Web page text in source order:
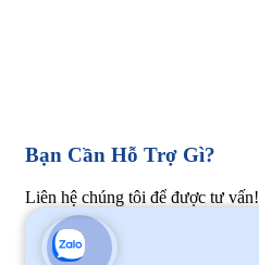
Bạn Cần Hỗ Trợ Gì?
Liên hệ chúng tôi để được tư vấn!